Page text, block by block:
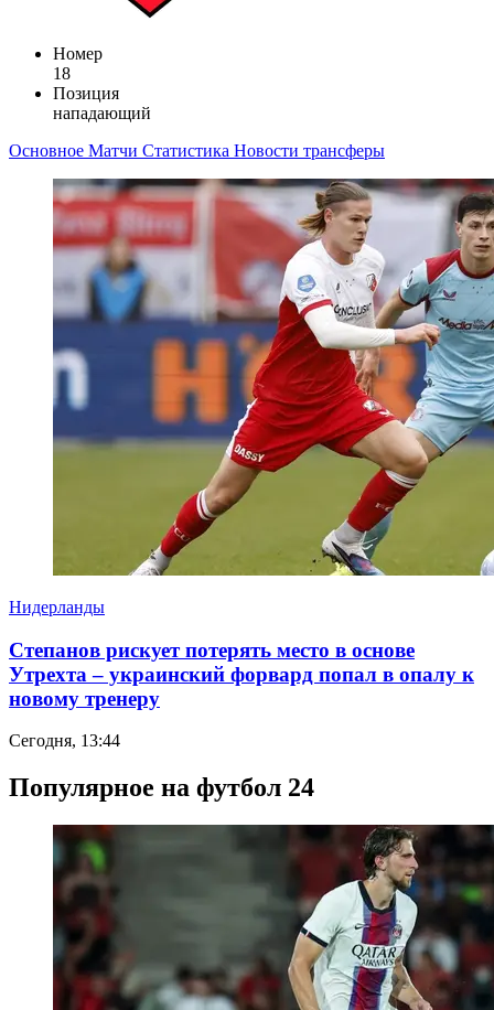
Номер
18
Позиция
нападающий
Основное Матчи Статистика Новости трансферы
Нидерланды
Степанов рискует потерять место в основе
Утрехта – украинский форвард попал в опалу к
новому тренеру
Сегодня, 13:44
Популярное на футбол 24